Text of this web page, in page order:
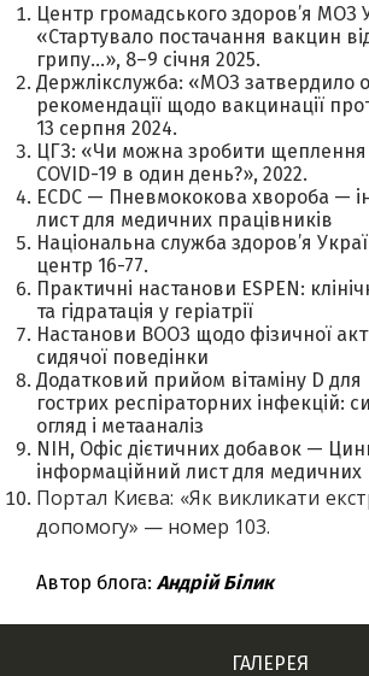
Центр громадського здоров’я МОЗ
«Стартувало постачання вакцин
грипу…», 8–9 січня 2025.
Держлікслужба: «МОЗ затвердило
рекомендації щодо вакцинації
13 серпня 2024.
ЦГЗ: «Чи можна зробити щеплення
COVID-19 в один день?», 2022.
ECDC — Пневмококова хвороба —
лист для медичних працівників
Національна служба здоров’я
центр 16-77.
Практичні настанови ESPEN:
та гідратація у геріатрії
Настанови ВООЗ щодо фізичної
сидячої поведінки
Додатковий прийом вітаміну D
гострих респіраторних інфекцій:
огляд і метааналіз
NIH, Офіс дієтичних добавок —
інформаційний лист для медичних
Портал Києва: «Як викликати
допомогу» — номер 103.
Автор блога: Андрій Білик
ГАЛЕРЕЯ